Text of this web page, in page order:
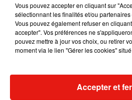
Le fourmilier
en
Karol G
Vous pouvez accepter en cliquant sur
sélectionnant les finalités et/ou
Vous pouvez également refuser en
accepter". Vos préférences ne
pouvez mettre à jour vos choix, ou retirer
moment via le lien "Gérer les cookies"
Accepter et